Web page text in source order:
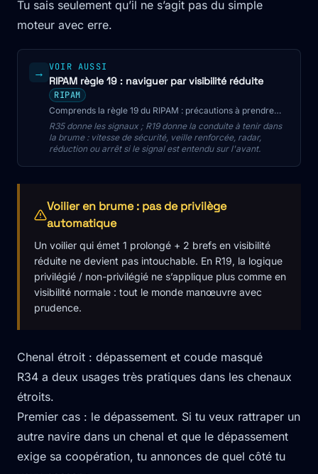
Tu sais seulement qu’il ne s’agit pas du simple
moteur avec erre.
→ VOIR AUSSI
RIPAM règle 19 : naviguer par visibilité réduite
RIPAM
Comprends la règle 19 du RIPAM : précautions à prendre
dans la brume, manoeuvres à éviter au radar, signaux
sonores. Préparé pour le CMP, le BACPN et le C200.
R35 donne les signaux ; R19 donne la conduite à tenir dans
la brume : vitesse de sécurité, veille renforcée, radar,
réduction ou arrêt si le signal est entendu sur l'avant.
Voilier en brume : pas de privilège
automatique
Un voilier qui émet 1 prolongé + 2 brefs en visibilité
réduite ne devient pas intouchable. En R19, la logique
privilégié / non-privilégié ne s’applique plus comme en
visibilité normale : tout le monde manœuvre avec
prudence.
Chenal étroit : dépassement et coude masqué
R34 a deux usages très pratiques dans les chenaux
étroits.
Premier cas : le dépassement. Si tu veux rattraper un
autre navire dans un chenal et que le dépassement
exige sa coopération, tu annonces de quel côté tu